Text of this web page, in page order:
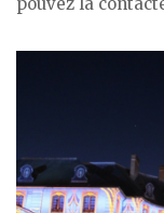
pouvez la